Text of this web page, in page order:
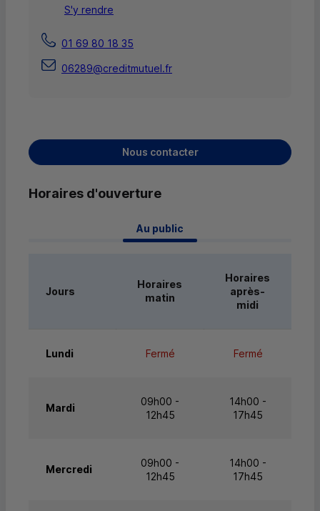
S'y rendre
01 69 80 18 35
06289@creditmutuel.fr
Nous contacter
Horaires d'ouverture
Au public
Jours
Horaires
matin
Horaires
après-
midi
Lundi Fermé Fermé
Mardi
09h00 -
12h45
14h00 -
17h45
Mercredi
09h00 -
12h45
14h00 -
17h45